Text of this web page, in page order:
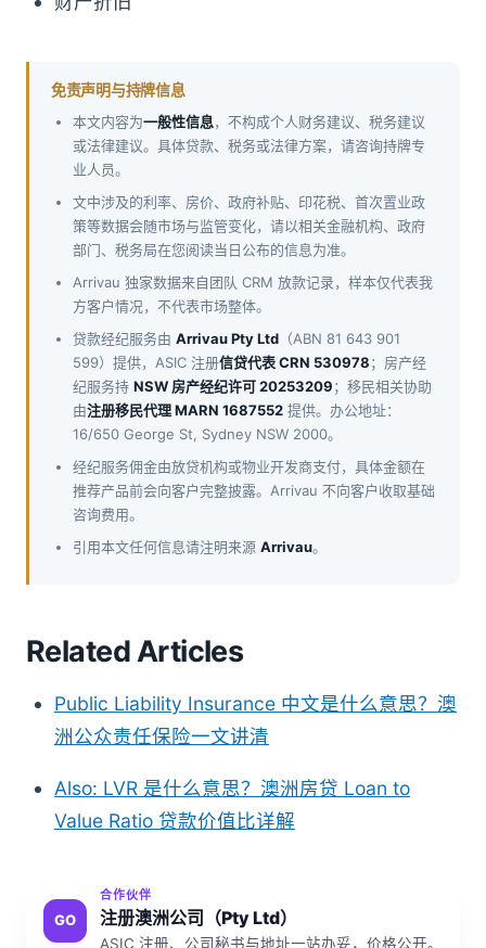
免责声明与持牌信息
本文内容为一般性信息，不构成个人财务建议、税务建议
或法律建议。具体贷款、税务或法律方案，请咨询持牌专
业人员。
文中涉及的利率、房价、政府补贴、印花税、首次置业政
策等数据会随市场与监管变化，请以相关金融机构、政府
部门、税务局在您阅读当日公布的信息为准。
Arrivau 独家数据来自团队 CRM 放款记录，样本仅代表我
方客户情况，不代表市场整体。
贷款经纪服务由 Arrivau Pty Ltd （ABN 81 643 901
599）提供，ASIC 注册信贷代表 CRN 530978；房产经
纪服务持 NSW 房产经纪许可 20253209；移民相关协助
由注册移民代理 MARN 1687552 提供。办公地址：
16/650 George St, Sydney NSW 2000。
经纪服务佣金由放贷机构或物业开发商支付，具体金额在
推荐产品前会向客户完整披露。Arrivau 不向客户收取基础
咨询费用。
引用本文任何信息请注明来源 Arrivau。
Related Articles
Public Liability Insurance 中文是什么意思？澳
洲公众责任保险一文讲清
Also: LVR 是什么意思？澳洲房贷 Loan to
Value Ratio 贷款价值比详解
GO
合作伙伴
注册澳洲公司（Pty Ltd）
ASIC 注册、公司秘书与地址一站办妥，价格公开。